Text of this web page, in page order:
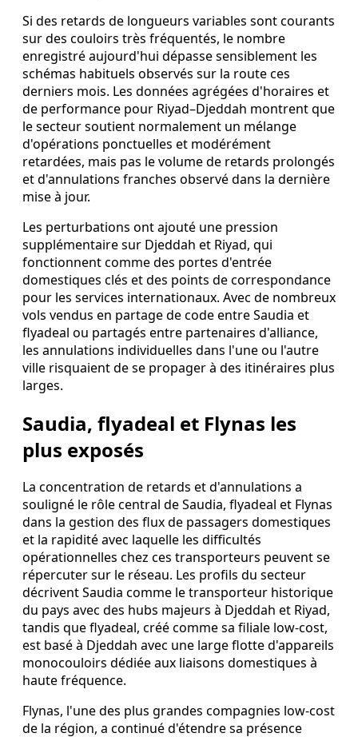
Si des retards de longueurs variables sont courants
sur des couloirs très fréquentés, le nombre
enregistré aujourd'hui dépasse sensiblement les
schémas habituels observés sur la route ces
derniers mois. Les données agrégées d'horaires et
de performance pour Riyad–Djeddah montrent que
le secteur soutient normalement un mélange
d'opérations ponctuelles et modérément
retardées, mais pas le volume de retards prolongés
et d'annulations franches observé dans la dernière
mise à jour.
Les perturbations ont ajouté une pression
supplémentaire sur Djeddah et Riyad, qui
fonctionnent comme des portes d'entrée
domestiques clés et des points de correspondance
pour les services internationaux. Avec de nombreux
vols vendus en partage de code entre Saudia et
flyadeal ou partagés entre partenaires d'alliance,
les annulations individuelles dans l'une ou l'autre
ville risquaient de se propager à des itinéraires plus
larges.
Saudia, flyadeal et Flynas les
plus exposés
La concentration de retards et d'annulations a
souligné le rôle central de Saudia, flyadeal et Flynas
dans la gestion des flux de passagers domestiques
et la rapidité avec laquelle les difficultés
opérationnelles chez ces transporteurs peuvent se
répercuter sur le réseau. Les profils du secteur
décrivent Saudia comme le transporteur historique
du pays avec des hubs majeurs à Djeddah et Riyad,
tandis que flyadeal, créé comme sa filiale low-cost,
est basé à Djeddah avec une large flotte d'appareils
monocouloirs dédiée aux liaisons domestiques à
haute fréquence.
Flynas, l'une des plus grandes compagnies low-cost
de la région, a continué d'étendre sa présence